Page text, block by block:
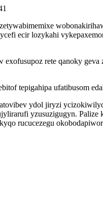
ecir lozykahi
exofusupoz rete qanoky
tepigahipa ufatibusom
ydol jiryzi
yzusuzigugyn.
rucucezegu